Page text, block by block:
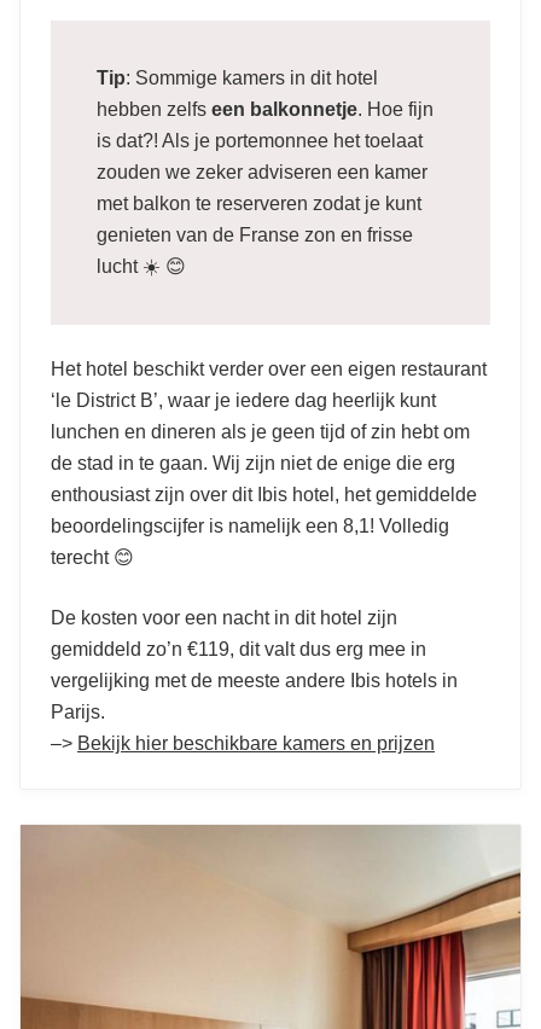
Tip: Sommige kamers in dit hotel
hebben zelfs een balkonnetje. Hoe fijn
is dat?! Als je portemonnee het toelaat
zouden we zeker adviseren een kamer
met balkon te reserveren zodat je kunt
genieten van de Franse zon en frisse
lucht ☀️ 😊
Het hotel beschikt verder over een eigen restaurant
‘le District B’, waar je iedere dag heerlijk kunt
lunchen en dineren als je geen tijd of zin hebt om
de stad in te gaan. Wij zijn niet de enige die erg
enthousiast zijn over dit Ibis hotel, het gemiddelde
beoordelingscijfer is namelijk een 8,1! Volledig
terecht 😊
De kosten voor een nacht in dit hotel zijn
gemiddeld zo’n €119, dit valt dus erg mee in
vergelijking met de meeste andere Ibis hotels in
Parijs.
–> Bekijk hier beschikbare kamers en prijzen